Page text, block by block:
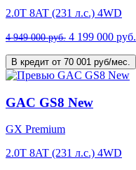
2.0T 8AT (231 л.с.) 4WD
4 949 000 руб. 4 199 000 руб.
В кредит от 70 001 руб/мес.
GAC GS8 New
GX Premium
2.0T 8AT (231 л.с.) 4WD